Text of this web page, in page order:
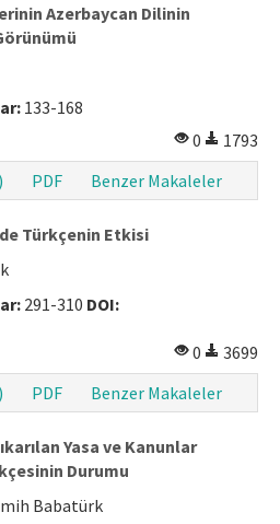
Azerbaycan Dilinin
133-168
0
1793
PDF Benzer Makaleler
Türkçenin Etkisi
291-310 DOI:
0
3699
PDF Benzer Makaleler
Yasa ve Kanunlar
Durumu
Babatürk